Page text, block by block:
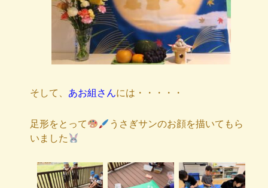
そして、 あお組さんには・・・・・
足形をとって
うさぎサンのお顔を描いてもら
いました